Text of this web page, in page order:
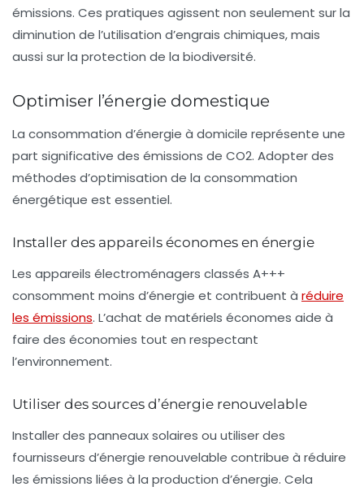
émissions. Ces pratiques agissent non seulement sur la
diminution de l’utilisation d’engrais chimiques, mais
aussi sur la protection de la biodiversité.
Optimiser l’énergie domestique
La consommation d’énergie à domicile représente une
part significative des émissions de CO2. Adopter des
méthodes d’optimisation de la consommation
énergétique est essentiel.
Installer des appareils économes en énergie
Les appareils électroménagers classés A+++
consomment moins d’énergie et contribuent à réduire
les émissions. L’achat de matériels économes aide à
faire des économies tout en respectant
l’environnement.
Utiliser des sources d’énergie renouvelable
Installer des panneaux solaires ou utiliser des
fournisseurs d’énergie renouvelable contribue à réduire
les émissions liées à la production d’énergie. Cela